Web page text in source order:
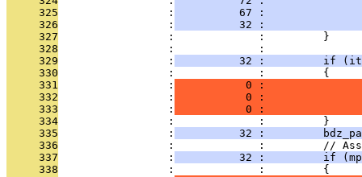
     325
                 :
67 :
     326
                 :
32 :
     327
                 :             :         }
     328
                 :             :
     329
                 :
32 :         if
     330
                 :             :         {
     331
                 :
0 :
     332
                 :
0 :
     333
                 :
0 :
     334
                 :             :         }
     335
                 :
32 :
     336
:             :         //
     337
                 :
32 :         if
     338
                 :             :         {